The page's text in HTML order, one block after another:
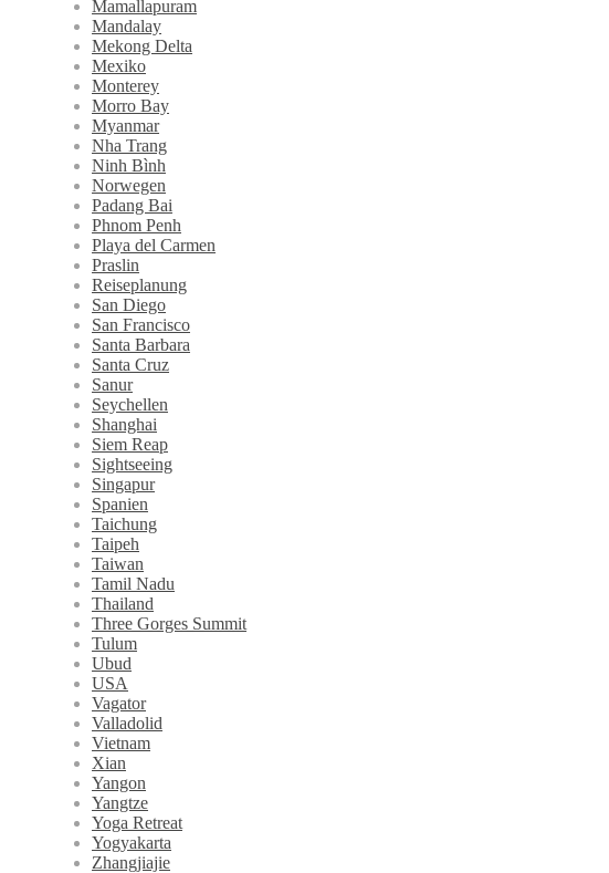
Mamallapuram
Mandalay
Mekong Delta
Mexiko
Monterey
Morro Bay
Myanmar
Nha Trang
Ninh Bình
Norwegen
Padang Bai
Phnom Penh
Playa del Carmen
Praslin
Reiseplanung
San Diego
San Francisco
Santa Barbara
Santa Cruz
Sanur
Seychellen
Shanghai
Siem Reap
Sightseeing
Singapur
Spanien
Taichung
Taipeh
Taiwan
Tamil Nadu
Thailand
Three Gorges Summit
Tulum
Ubud
USA
Vagator
Valladolid
Vietnam
Xian
Yangon
Yangtze
Yoga Retreat
Yogyakarta
Zhangjiajie